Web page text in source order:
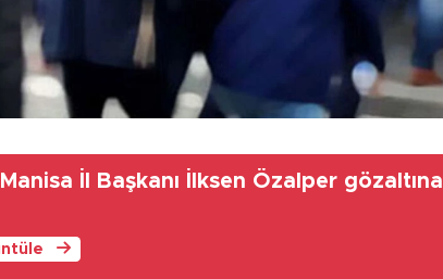
İl Başkanı İlksen Özalper gözaltına